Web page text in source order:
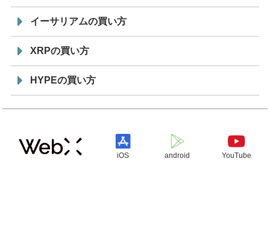
イーサリアムの買い方
XRPの買い方
HYPEの買い方
iOS android YouTube